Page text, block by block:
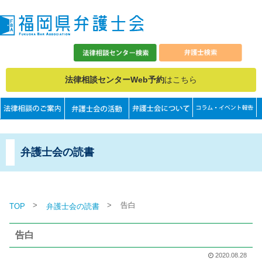
法律相談センターWeb予約はこちら
弁護士会の読書
TOP > 弁護士会の読書 > 告白
告白
2020.08.28